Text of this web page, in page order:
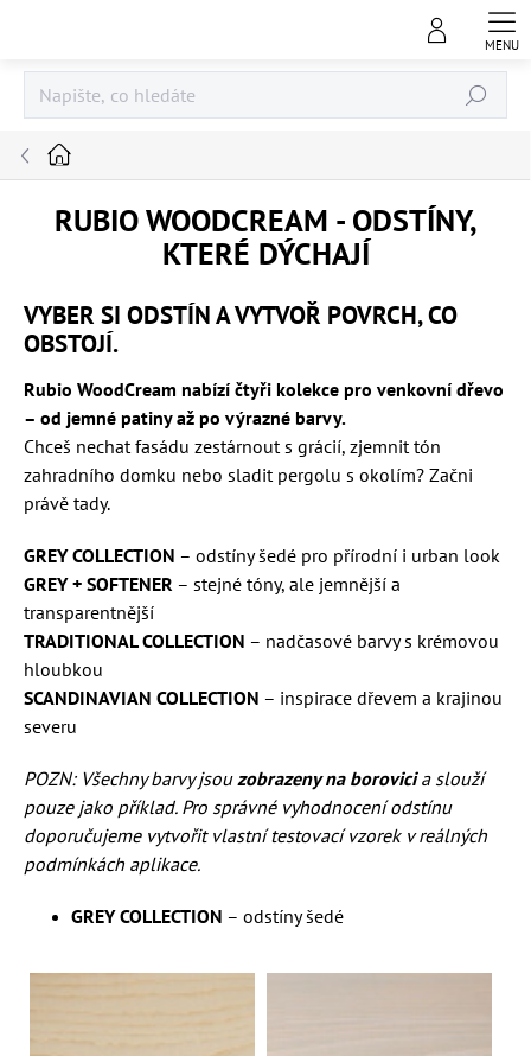
Hledat
Domů
RUBIO WOODCREAM - ODSTÍNY,
KTERÉ DÝCHAJÍ
VYBER SI ODSTÍN A VYTVOŘ POVRCH, CO
OBSTOJÍ.
Rubio WoodCream nabízí čtyři kolekce pro venkovní dřevo
– od jemné patiny až po výrazné barvy.
Chceš nechat fasádu zestárnout s grácií, zjemnit tón
zahradního domku nebo sladit pergolu s okolím? Začni
právě tady.
GREY COLLECTION – odstíny šedé pro přírodní i urban look
GREY + SOFTENER – stejné tóny, ale jemnější a
transparentnější
TRADITIONAL COLLECTION – nadčasové barvy s krémovou
hloubkou
SCANDINAVIAN COLLECTION – inspirace dřevem a krajinou
severu
POZN: Všechny barvy jsouzobrazeny na borovicia slouží
pouze jako příklad. Pro správné vyhodnocení odstínu
doporučujeme vytvořit vlastní testovací vzorek v reálných
podmínkách aplikace.
GREY COLLECTION – odstíny šedé